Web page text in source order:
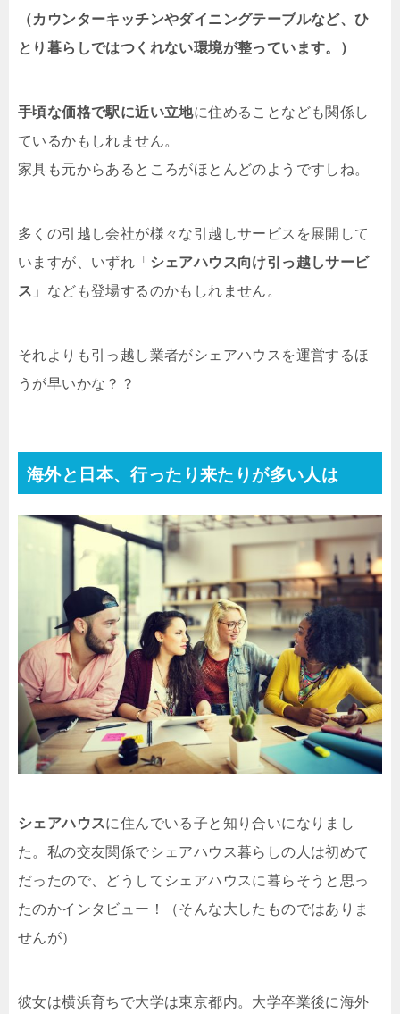
（カウンターキッチンやダイニングテーブルなど、ひ
とり暮らしではつくれない環境が整っています。）
手頃な価格で駅に近い立地に住めることなども関係し
ているかもしれません。
家具も元からあるところがほとんどのようですしね。
多くの引越し会社が様々な引越しサービスを展開して
いますが、いずれ「 シェアハウス向け引っ越しサービ
ス 」なども登場するのかもしれません。
それよりも引っ越し業者がシェアハウスを運営するほ
うが早いかな？？
海外と日本、行ったり来たりが多い人は
シェアハウスに住んでいる子と知り合いになりまし
た。私の交友関係でシェアハウス暮らしの人は初めて
だったので、どうしてシェアハウスに暮らそうと思っ
たのかインタビュー！（そんな大したものではありま
せんが）
彼女は横浜育ちで大学は東京都内。大学卒業後に海外